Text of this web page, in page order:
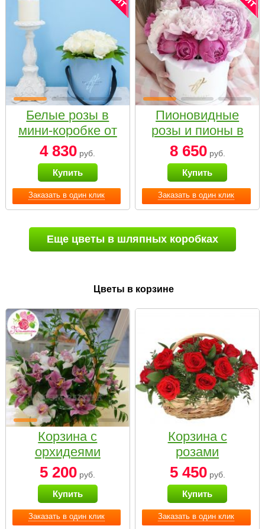
Заказать в один клик
Белые розы в
мини-коробке от
Bella Fiori
4 830 руб.
Купить
Заказать в один клик
Пионовидные
розы и пионы в
белой коробке
Small
8 650руб.
Купить
Еще цветы в шляпных коробках
Цветы в корзине
Заказать в один клик
Корзина с
орхидеями
малая
5 200 руб.
Купить
Заказать в один клик
Корзина с
розами
«Красный
Париж»
5 450руб.
Купить